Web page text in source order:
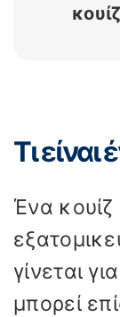
Τι
Ένα κουίζ
γίνεται
μπορεί